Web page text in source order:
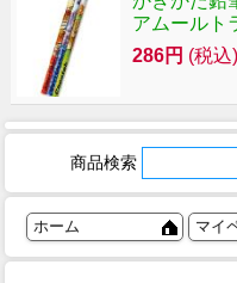
アムールト
286円 (税込)
商品検索
ホーム マイ